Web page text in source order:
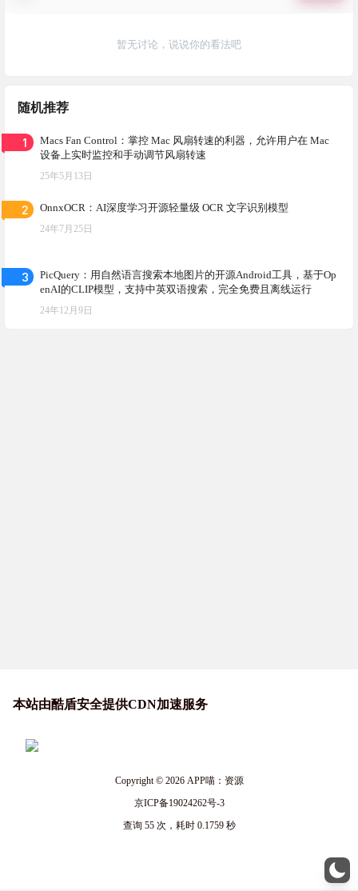
暂无讨论，说说你的看法吧
随机推荐
1
Macs Fan Control：掌控 Mac 风扇转速的利器，允许用户在 Mac
设备上实时监控和手动调节风扇转速
25年5月13日
2 OnnxOCR：AI深度学习开源轻量级 OCR 文字识别模型
24年7月25日
3
PicQuery：用自然语言搜索本地图片的开源Android工具，基于Op
enAI的CLIP模型，支持中英双语搜索，完全免费且离线运行
24年12月9日
本站由酷盾安全提供CDN加速服务
Copyright © 2026APP喵：资源
京ICP备19024262号-3
查询 55 次，耗时 0.1759 秒